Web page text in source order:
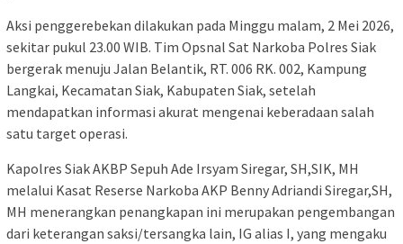
Aksi penggerebekan dilakukan pada Minggu malam, 2 Mei 2026,
sekitar pukul 23.00 WIB. Tim Opsnal Sat Narkoba Polres Siak
bergerak menuju Jalan Belantik, RT. 006 RK. 002, Kampung
Langkai, Kecamatan Siak, Kabupaten Siak, setelah
mendapatkan informasi akurat mengenai keberadaan salah
satu target operasi.
Kapolres Siak AKBP Sepuh Ade Irsyam Siregar, SH,SIK, MH
melalui Kasat Reserse Narkoba AKP Benny Adriandi Siregar,SH,
MH menerangkan penangkapan ini merupakan pengembangan
dari keterangan saksi/tersangka lain, IG alias I, yang mengaku